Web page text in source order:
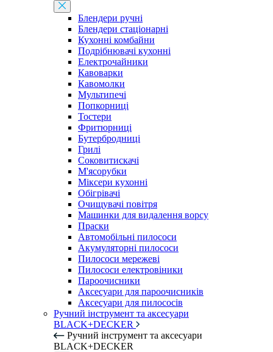
Блендери ручні
Блендери стаціонарні
Кухонні комбайни
Подрібнювачі кухонні
Електрочайники
Кавоварки
Кавомолки
Мультипечі
Попкорниці
Тостери
Фритюрниці
Бутербродниці
Грилі
Соковитискачі
М'ясорубки
Міксери кухонні
Обігрівачі
Очищувачі повітря
Машинки для видалення ворсу
Праски
Автомобільні пилососи
Акумуляторні пилососи
Пилососи мережеві
Пилососи електровіники
Пароочисники
Аксесуари для пароочисників
Аксесуари для пилососів
Ручний інструмент та аксесуари
BLACK+DECKER
Ручний інструмент та аксесуари
BLACK+DECKER